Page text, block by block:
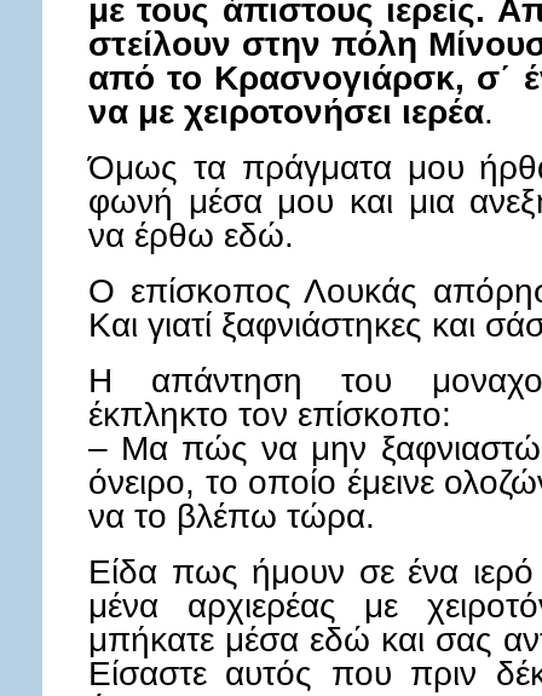
με τους άπιστους ιερείς.
στείλουν στην πόλη
από το Κρασνογιάρσκ, σ΄
να με χειροτονήσει ιερέα.
Όμως τα πράγματα μου
φωνή μέσα μου και μια
να έρθω εδώ.
Ο επίσκοπος Λουκάς
Και γιατί ξαφνιάστηκες και
Η απάντηση του
έκπληκτο τον επίσκοπο:
– Μα πώς να μην
όνειρο, το οποίο έμεινε
να το βλέπω τώρα.
Είδα πως ήμουν σε ένα
μένα αρχιερέας με
μπήκατε μέσα εδώ και σας
Είσαστε αυτός που πριν